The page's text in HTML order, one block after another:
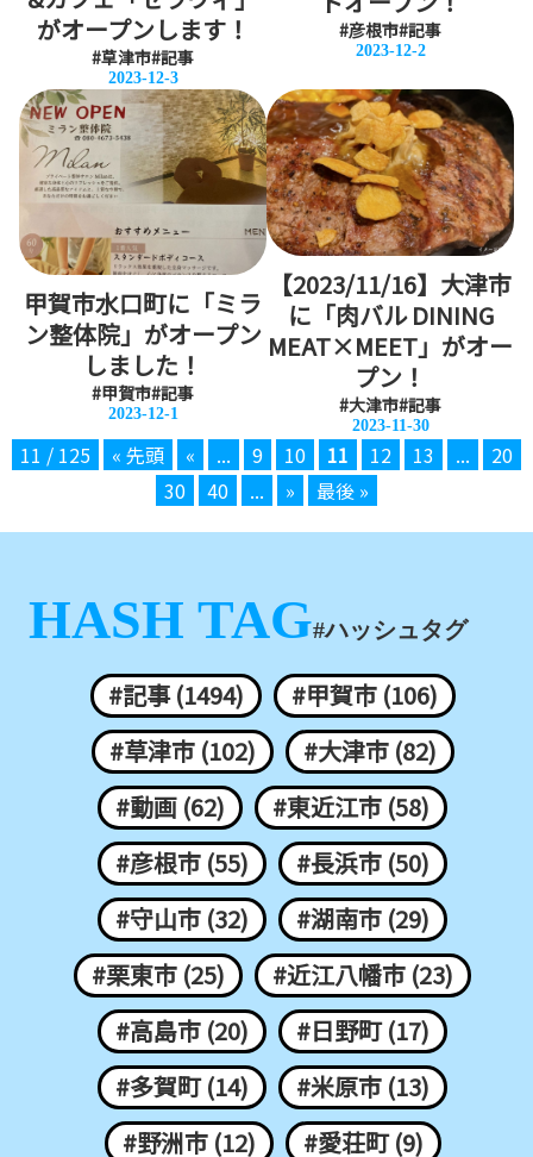
がオープンします！
#草津市#記事
2023-12-3
#彦根市#記事
2023-12-2
甲賀市水口町に「ミラ
ン整体院」がオープン
しました！
#甲賀市#記事
2023-12-1
【2023/11/16】大津市
に「肉バル DINING
MEAT×MEET」がオー
プン！
#大津市#記事
2023-11-30
11 / 125 « 先頭 « ... 9 10 11 12 13 ...
20
30
40 ... » 最後 »
HASH TAG#ハッシュタグ
#記事 (1494)
#甲賀市 (106)
#草津市 (102)
#大津市 (82)
#動画 (62)
#東近江市 (58)
#彦根市 (55)
#長浜市 (50)
#守山市 (32)
#湖南市 (29)
#栗東市 (25)
#近江八幡市 (23)
#高島市 (20)
#日野町 (17)
#多賀町 (14)
#米原市 (13)
#野洲市 (12)
#愛荘町 (9)